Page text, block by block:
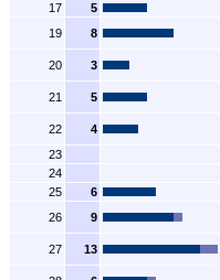
17
5
19
8
20 3
21 5
22 4
23
24
25
6
26
9
27 13